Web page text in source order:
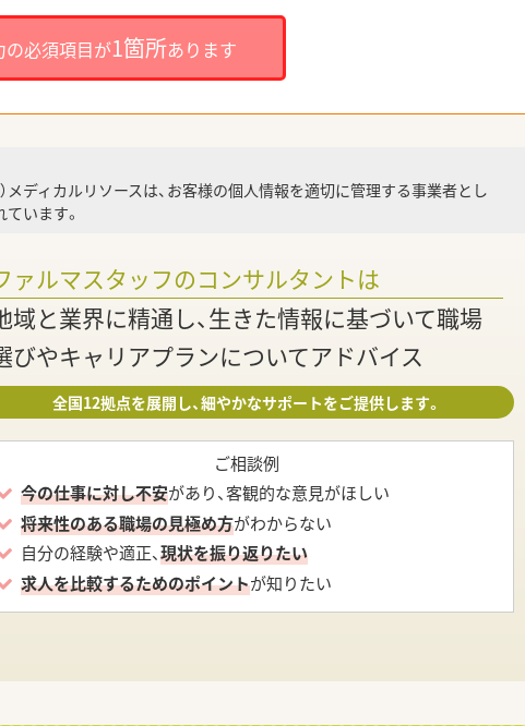
の必須項目が1箇所あります
メディカルリソースは、お客様の個人情報を適切に管理する事業者とし
います。
ァルマスタッフのコンサルタントは
域と業界に精通し、生きた情報に基づいて職場
びやキャリアプランについてアドバイス
全国12拠点を展開し、細やかなサポートをご提供します。
ご相談例
今の仕事に対し不安があり、客観的な意見がほしい
将来性のある職場の見極め方がわからない
自分の経験や適正、現状を振り返りたい
求人を比較するためのポイントが知りたい